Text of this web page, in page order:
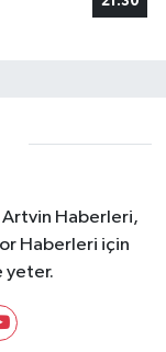
Artvin Haberleri,
Haberleri için
yeter.